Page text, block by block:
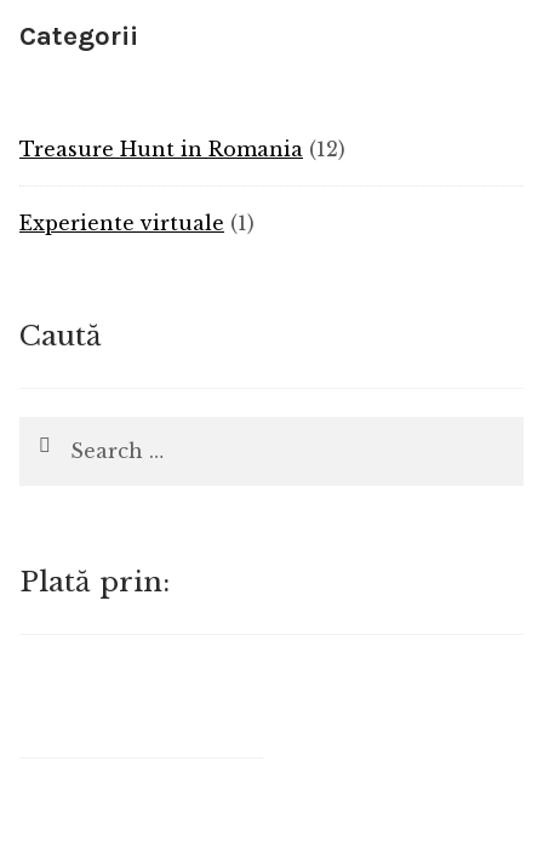
Categorii
Treasure Hunt in Romania 1212
products
Experiente virtuale
11
Caută
Search
Plată prin: